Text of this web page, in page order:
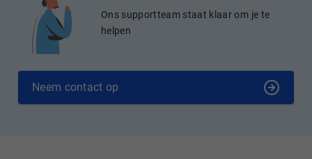
Ons supportteam staat klaar om je te
helpen
Neem contact op